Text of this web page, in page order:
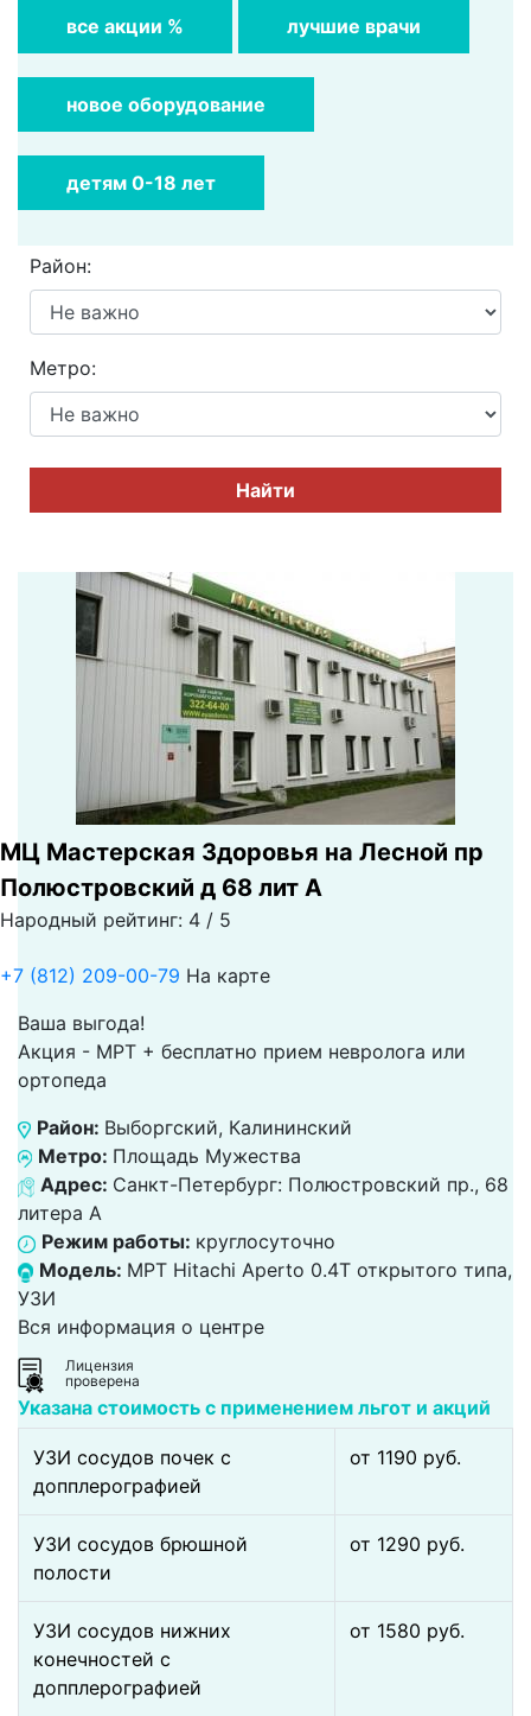
все акции % лучшие врачи
новое оборудование
детям 0-18 лет
Район:
Метро:
Найти
МЦ Мастерская Здоровья на Лесной пр
Полюстровский д 68 лит А
Народный рейтинг: 4 / 5
+7 (812) 209-00-79 На карте
Ваша выгода!
Акция - МРТ + бесплатно прием невролога или
ортопеда
Район: Выборгский, Калининский
Метро: Площадь Мужества
Адрес: Санкт-Петербург: Полюстровский пр., 68
литера А
Режим работы: круглосуточно
Модель: МРТ Hitachi Aperto 0.4T открытого типа,
УЗИ
Вся информация о центре
Лицензия
проверена
Указана стоимость с применением льгот и акций
УЗИ сосудов почек с
допплерографией
от 1190 pуб.
УЗИ сосудов брюшной
полости
от 1290 pуб.
УЗИ сосудов нижних
конечностей с
допплерографией
от 1580 pуб.